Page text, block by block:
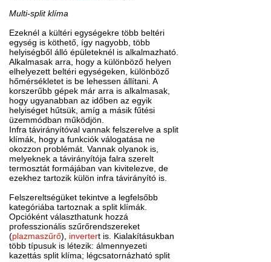
Multi-split klíma
Ezeknél a kültéri egységekre több beltéri
egység is köthető, így nagyobb, több
helyiségből álló épületeknél is alkalmazható.
Alkalmasak arra, hogy a különböző helyen
elhelyezett beltéri egységeken, különböző
hőmérsékletet is be lehessen állítani. A
korszerűbb gépek már arra is alkalmasak,
hogy ugyanabban az időben az egyik
helyiséget hűtsük, amíg a másik fűtési
üzemmódban működjön.
Infra távirányítóval vannak felszerelve a split
klímák, hogy a funkciók válogatása ne
okozzon problémát. Vannak olyanok is,
melyeknek a távirányítója falra szerelt
termosztát formájában van kivitelezve, de
ezekhez tartozik külön infra távirányító is.
Felszereltségüket tekintve a legfelsőbb
kategóriába tartoznak a split klímák.
Opcióként választhatunk hozzá
professzionális szűrőrendszereket
(plazmaszűrő), invertert is. Kialakításukban
több típusuk is létezik: álmennyezeti
kazettás split klíma; légcsatornázható split